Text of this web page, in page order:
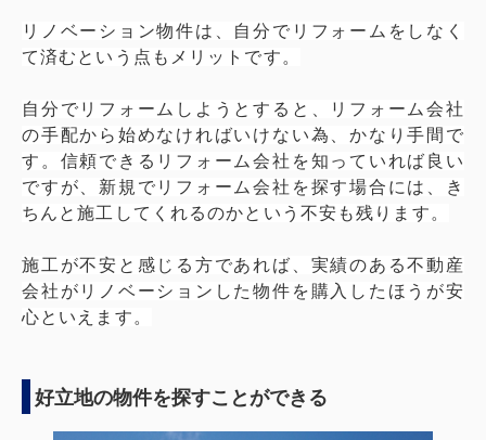
リノベーション物件は、自分でリフォームをしなく
て済むという点もメリットです。
自分でリフォームしようとすると、リフォーム会社
の手配から始めなければいけない為、かなり手間で
す。信頼できるリフォーム会社を知っていれば良い
ですが、新規でリフォーム会社を探す場合には、き
ちんと施工してくれるのかという不安も残ります。
施工が不安と感じる方であれば、実績のある不動産
会社がリノベーションした物件を購入したほうが安
心といえます。
好立地の物件を探すことができる